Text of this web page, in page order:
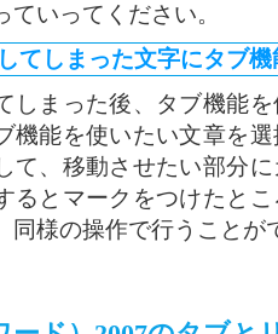
ていってください。
てしまった文字にタブ
しまった後、タブ機能
機能を使いたい文章を
て、移動させたい部分
るとマークをつけたと
同様の操作で行うことが